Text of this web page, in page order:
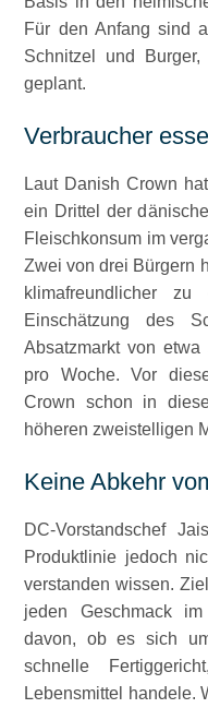
Für den Anfang sind
Schnitzel und
geplant.
Verbraucher
Laut Danish Crown
ein Drittel der
Fleischkonsum im
Zwei von drei Bürgern
klimafreundlicher
Einschätzung des
Absatzmarkt von
pro Woche. Vor
Crown schon in
höheren zweistelligen
Keine Abkehr
DC-Vorstandschef
Produktlinie jedoch
verstanden wissen.
jeden Geschmack
davon, ob es sich
schnelle
Lebensmittel handele.